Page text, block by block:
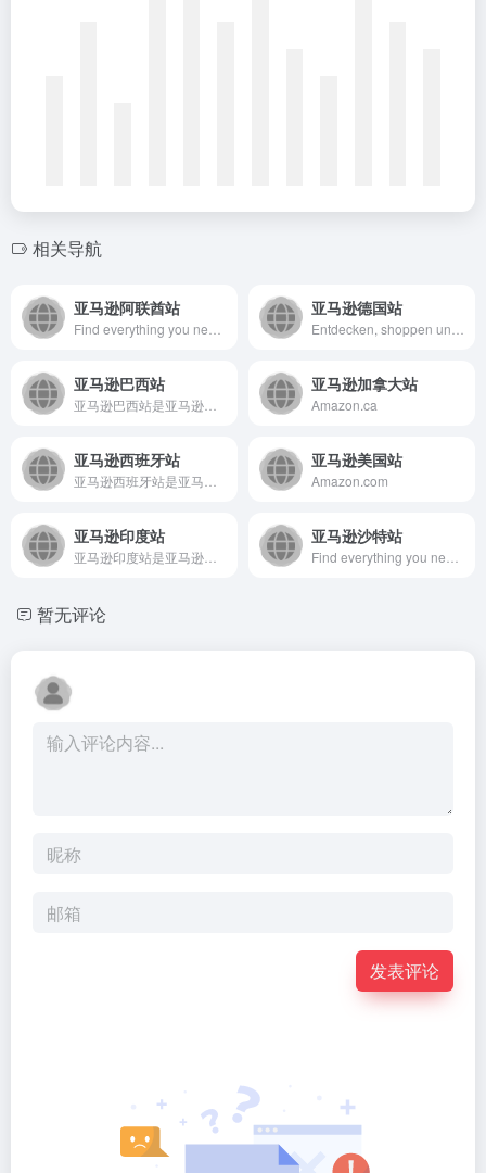
相关导航
亚马逊阿联酋站 亚马逊德国站
亚马逊巴西站 亚马逊加拿大站
Amazon.ca
亚马逊西班牙站 亚马逊美国站
Amazon.com
亚马逊印度站 亚马逊沙特站
暂无评论
发表评论